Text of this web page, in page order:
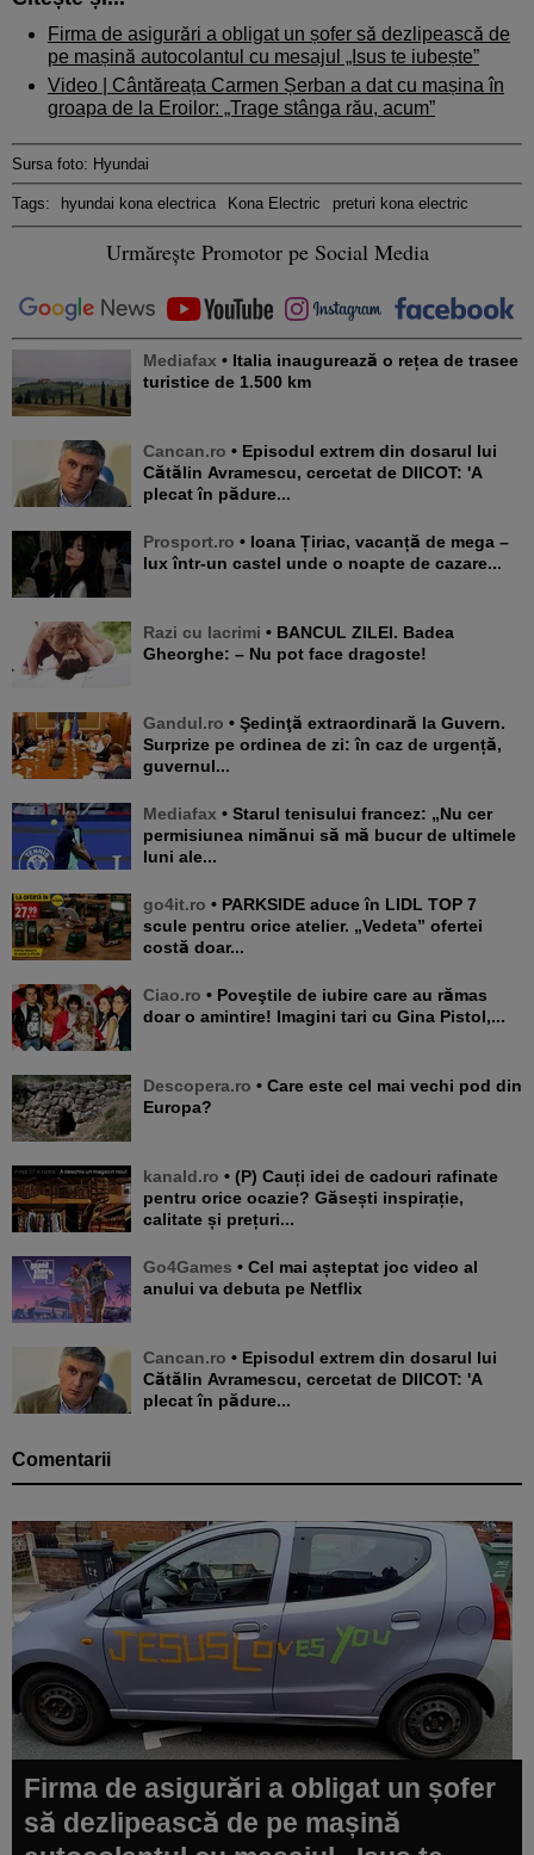
Firma de asigurări a obligat un șofer să dezlipească de
pe mașină autocolantul cu mesajul „Isus te iubește”
Video | Cântăreața Carmen Șerban a dat cu mașina în
groapa de la Eroilor: „Trage stânga rău, acum”
Sursa foto: Hyundai
Tags: hyundai kona electrica Kona Electric preturi kona electric
Urmărește Promotor pe Social Media
Mediafax • Italia inaugurează o rețea de trasee
turistice de 1.500 km
Cancan.ro • Episodul extrem din dosarul lui
Cătălin Avramescu, cercetat de DIICOT: 'A
plecat în pădure...
Prosport.ro • Ioana Țiriac, vacanță de mega –
lux într-un castel unde o noapte de cazare...
Razi cu lacrimi • BANCUL ZILEI. Badea
Gheorghe: – Nu pot face dragoste!
Gandul.ro • Şedinţă extraordinară la Guvern.
Surprize pe ordinea de zi: în caz de urgență,
guvernul...
Mediafax • Starul tenisului francez: „Nu cer
permisiunea nimănui să mă bucur de ultimele
luni ale...
go4it.ro • PARKSIDE aduce în LIDL TOP 7
scule pentru orice atelier. „Vedeta” ofertei
costă doar...
Ciao.ro • Poveştile de iubire care au rămas
doar o amintire! Imagini tari cu Gina Pistol,...
Descopera.ro • Care este cel mai vechi pod din
Europa?
kanald.ro • (P) Cauți idei de cadouri rafinate
pentru orice ocazie? Găsești inspirație,
calitate și prețuri...
Go4Games • Cel mai așteptat joc video al
anului va debuta pe Netflix
Cancan.ro • Episodul extrem din dosarul lui
Cătălin Avramescu, cercetat de DIICOT: 'A
plecat în pădure...
Comentarii
Firma de asigurări a obligat un șofer
să dezlipească de pe mașină